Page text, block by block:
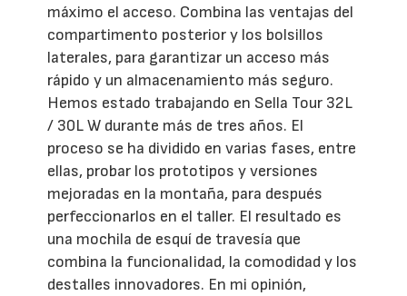
máximo el acceso. Combina las ventajas del
compartimento posterior y los bolsillos
laterales, para garantizar un acceso más
rápido y un almacenamiento más seguro.
Hemos estado trabajando en Sella Tour 32L
/ 30L W durante más de tres años. El
proceso se ha dividido en varias fases, entre
ellas, probar los prototipos y versiones
mejoradas en la montaña, para después
perfeccionarlos en el taller. El resultado es
una mochila de esquí de travesía que
combina la funcionalidad, la comodidad y los
destalles innovadores. En mi opinión,